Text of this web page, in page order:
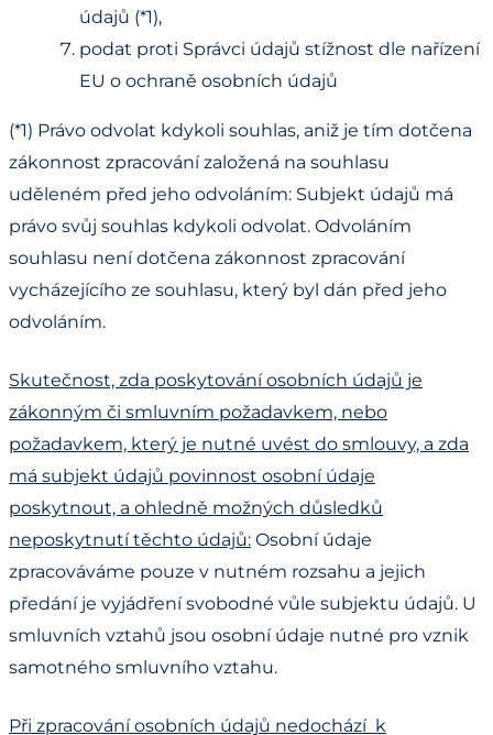
údajů (*1),
podat proti Správci údajů stížnost dle nařízení
EU o ochraně osobních údajů
(*1) Právo odvolat kdykoli souhlas, aniž je tím dotčena
zákonnost zpracování založená na souhlasu
uděleném před jeho odvoláním: Subjekt údajů má
právo svůj souhlas kdykoli odvolat. Odvoláním
souhlasu není dotčena zákonnost zpracování
vycházejícího ze souhlasu, který byl dán před jeho
odvoláním.
Skutečnost, zda poskytování osobních údajů je
zákonným či smluvním požadavkem, nebo
požadavkem, který je nutné uvést do smlouvy, a zda
má subjekt údajů povinnost osobní údaje
poskytnout, a ohledně možných důsledků
neposkytnutí těchto údajů: Osobní údaje
zpracováváme pouze v nutném rozsahu a jejich
předání je vyjádření svobodné vůle subjektu údajů. U
smluvních vztahů jsou osobní údaje nutné pro vznik
samotného smluvního vztahu.
Při zpracování osobních údajů nedochází k